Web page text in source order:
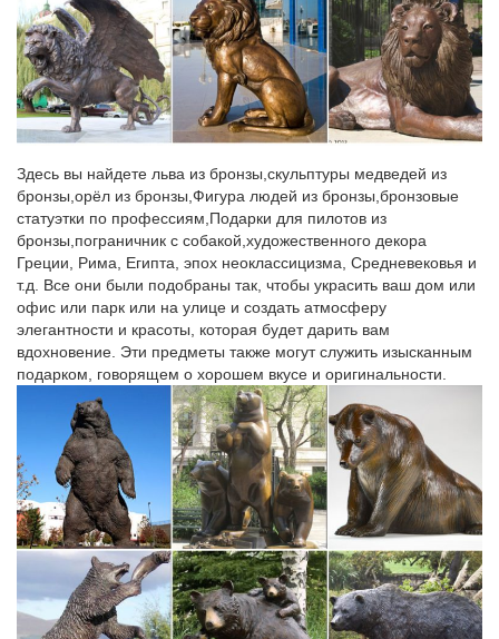
Чебоксарах с доставкой и гарантией.Фигурка "Петух-
будильник" Символ 2017 года – как же без него? Этот петушок
радуется солнцу и любому празднику.
Статуэтки фарфоровые – купить в Чебоксарах, в интернет…
Декоративные телефоны. Подсвечники. Предметы
шашки, нарды.Статуэтки фарфоровые в Чебоксарах. 2324
товара.Цены в 1 магазине. Посмотреть. Быстрый просмотр.
Статуэтка «Дама с собачкой». 2340 руб.
Фигурки, статуэтки, игрушки – купить в Чебоксарах на…
«Фигурки, статуэтки, игрушки» на интернет-аукционе Au.ru.
Сувениры, подарки – все, что сюда относится, вы можете у
нас недорого купить и выгодно продать.Фигурки, статуэтки,
игрушки в Чебоксарах. Что ищем? Найти.Цена.
Каталог статуэток СССР, цены на аукционе Соберу.ру
Купить статуэтки СССР, цена на аукционе Соберу.ру – продажа
статуэток времен СССР: стоимость, фото.После революции
1917 г. фарфоровые изделия подверглись остракизму в
качестве символа мещанства, дурного вкуса и буржуазного
прошлого.
Статуэтки собак цены от 78.00 руб. Статуэтки собак купить…
Статуэтки собак, более 1212 моделей в каталоге. Статуэтки
Здесь вы найдете льва из бронзы,скульптуры медведей из
бронзы,орёл из бронзы,Фигура людей из бронзы,бронзовые
статуэтки по профессиям,Подарки для пилотов из
бронзы,пограничник с собакой,художественного декора
Греции, Рима, Египта, эпох неоклассицизма, Средневековья и
т.д. Все они были подобраны так, чтобы украсить ваш дом или
офис или парк или на улице и создать атмосферу
элегантности и красоты, которая будет дарить вам
вдохновение. Эти предметы также могут служить изысканным
подарком, говорящем о хорошем вкусе и оригинальности.